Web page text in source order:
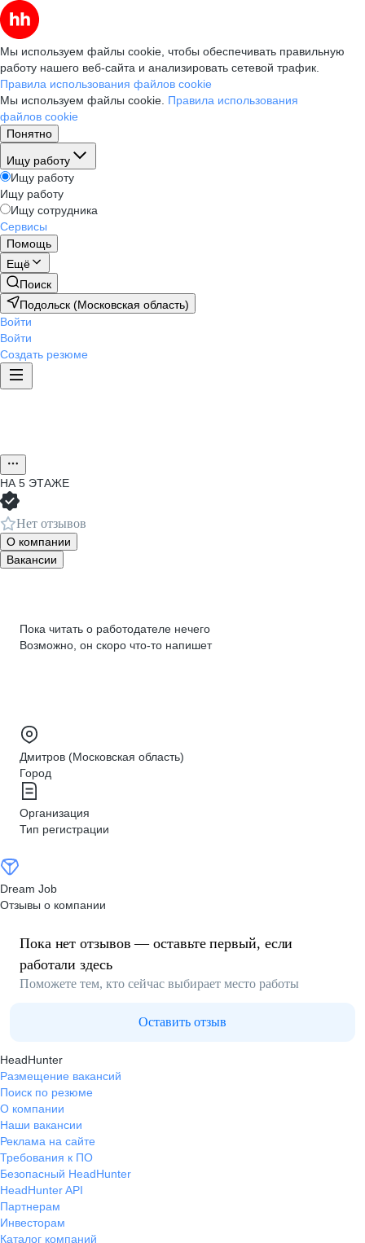
Мы используем файлы cookie, чтобы обеспечивать правильную
работу нашего веб-сайта и анализировать сетевой трафик.
Правила использования файлов cookie
Мы используем файлы cookie. Правила использования
файлов cookie
Понятно
Ищу работу
Ищу работу
Ищу работу
Ищу сотрудника
Сервисы
Помощь
Ещё
Поиск
Подольск (Московская область)
Войти
Войти
Создать резюме
НА 5 ЭТАЖЕ
Нет отзывов
О компании
Вакансии
Пока читать о работодателе нечего
Возможно, он скоро что‑то напишет
Дмитров (Московская область)
Город
Организация
Тип регистрации
Dream Job
Отзывы о компании
Пока нет отзывов — оставьте первый, если
работали здесь
Поможете тем, кто сейчас выбирает место работы
Оставить отзыв
HeadHunter
Размещение вакансий
Поиск по резюме
О компании
Наши вакансии
Реклама на сайте
Требования к ПО
Безопасный HeadHunter
HeadHunter API
Партнерам
Инвесторам
Каталог компаний